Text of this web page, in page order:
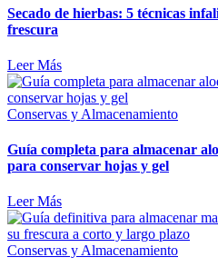
Secado de hierbas: 5 técnicas
frescura
Leer Más
Conservas y Almacenamiento
Guía completa para almacenar
para conservar hojas y gel
Leer Más
Conservas y Almacenamiento